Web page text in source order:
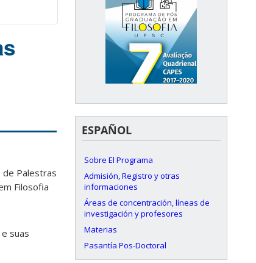
de Palestras
Filosofia
suas
ESPAÑOL
Sobre El Programa
Admisión, Registro y otras
informaciones
Áreas de concentración, líneas de
investigación y profesores
Materias
Pasantía Pos-Doctoral